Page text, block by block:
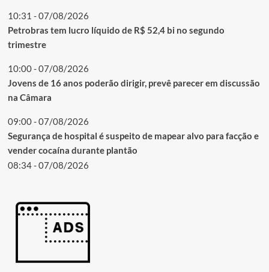
10:31 - 07/08/2026
Petrobras tem lucro líquido de R$ 52,4 bi no segundo
trimestre
10:00 - 07/08/2026
Jovens de 16 anos poderão dirigir, prevê parecer em discussão
na Câmara
09:00 - 07/08/2026
Segurança de hospital é suspeito de mapear alvo para facção e
vender cocaína durante plantão
08:34 - 07/08/2026